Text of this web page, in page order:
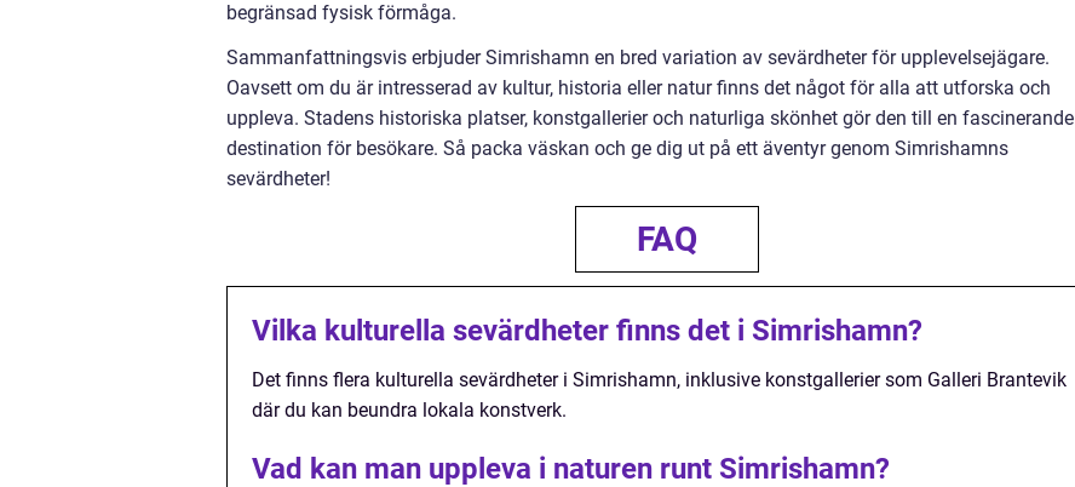
begränsad fysisk förmåga.
Sammanfattningsvis erbjuder Simrishamn en bred variation av sevärdheter för upplevelsejägare.
Oavsett om du är intresserad av kultur, historia eller natur finns det något för alla att utforska och
uppleva. Stadens historiska platser, konstgallerier och naturliga skönhet gör den till en fascinerande
destination för besökare. Så packa väskan och ge dig ut på ett äventyr genom Simrishamns
sevärdheter!
FAQ
Vilka kulturella sevärdheter finns det i Simrishamn?
Det finns flera kulturella sevärdheter i Simrishamn, inklusive konstgallerier som Galleri Brantevik
där du kan beundra lokala konstverk.
Vad kan man uppleva i naturen runt Simrishamn?